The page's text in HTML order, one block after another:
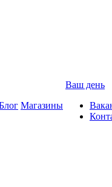
Магазины
Ваш день